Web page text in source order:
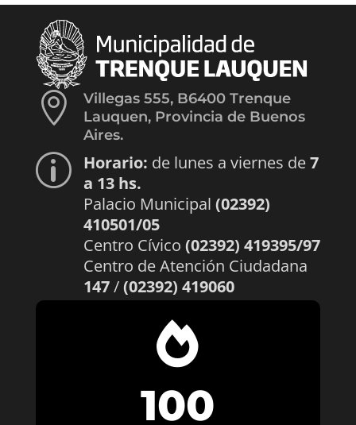

Villegas 555, B6400 Trenque
Lauquen, Provincia de Buenos
Aires.
p Horario: de lunes a viernes de7
a 13 hs.
Palacio Municipal (02392)
410501/05
Centro Cívico (02392) 419395/97
Centro de Atención Ciudadana
147/(02392) 419060

100